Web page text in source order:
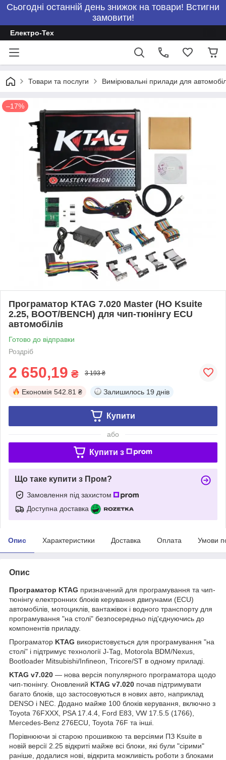
Сьогодні останній день знижок на товари! Встигни
замовити!
Електро-Тех
Товари та послуги Вимірювальні прилади для
–17%
Програматор KTAG 7.020 Master (НО Ksuite
2.25, BOOT/BENCH) для чип-тюнінгу ECU
автомобілів
Готово до відправки
Роздріб
2 650,19 ₴ 3 193 ₴
Економія 542.81 ₴ Залишилось 19 днів
Купити
або
Купити з
Що таке купити з Пром?
Замовлення під захистом
Доступна доставка
Опис Характеристики Доставка Оплата Умови
Опис
Програматор KTAG призначений для програмування та чип-
тюнінгу електронних блоків керування двигунами (ECU)
автомобілів, мотоциклів, вантажівок і водного транспорту для
програмування "на столі" безпосередньо під'єднуючись до
компонентів приладу.
Програматор KTAG використовується для програмування "на
столі" і підтримує технології J-Tag, Motorola BDM/Nexus,
Bootloader Mitsubishi/Infineon, Tricore/ST в одному приладі.
KTAG v7.020 — нова версія популярного програматора щодо
чип-тюнінгу. Оновлений KTAG v7.020 почав підтримувати
багато блоків, що застосовуються в нових авто, наприклад
DENSO і NEC. Додано майже 100 блоків керування, включно з
Toyota 76FXXX, PSA 17.4.4, Ford E83, VW 17.5.5 (1766),
Mercedes-Benz 276ECU, Toyota 76F та інші.
Порівнюючи зі старою прошивкою та версіями ПЗ Ksuite в
новій версії 2.25 відкриті майже всі блоки, які були "сірими"
раніше, додалися нові, відкрита можливість роботи з блоками